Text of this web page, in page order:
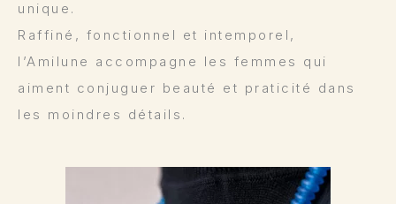
unique.
Raffiné, fonctionnel et intemporel,
l’Amilune accompagne les femmes qui
aiment conjuguer beauté et praticité dans
les moindres détails.